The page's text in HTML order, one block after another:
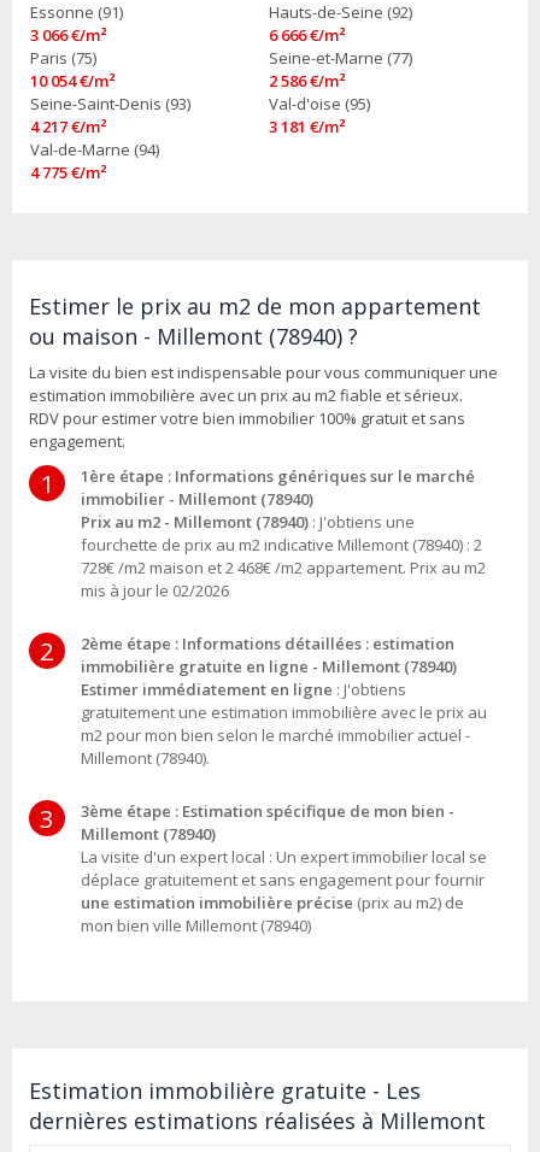
Essonne (91)
3 066 €/m²
Hauts-de-Seine (92)
6 666 €/m²
Paris (75)
10 054 €/m²
Seine-et-Marne (77)
2 586 €/m²
Seine-Saint-Denis (93)
4 217 €/m²
Val-d'oise (95)
3 181 €/m²
Val-de-Marne (94)
4 775 €/m²
Estimer le prix au m2 de mon appartement
ou maison - Millemont (78940) ?
La visite du bien est indispensable pour vous communiquer une
estimation immobilière avec un prix au m2 fiable et sérieux.
RDV pour estimer votre bien immobilier 100% gratuit et sans
engagement.
1
1ère étape : Informations génériques sur le marché
immobilier - Millemont (78940)
Prix au m2 - Millemont (78940) : J'obtiens une
fourchette de prix au m2 indicative Millemont (78940) : 2
728€ /m2 maison et 2 468€ /m2 appartement. Prix au m2
mis à jour le 02/2026
2
2ème étape : Informations détaillées : estimation
immobilière gratuite en ligne - Millemont (78940)
Estimer immédiatement en ligne : J'obtiens
gratuitement une estimation immobilière avec le prix au
m2 pour mon bien selon le marché immobilier actuel -
Millemont (78940).
3
3ème étape : Estimation spécifique de mon bien -
Millemont (78940)
La visite d'un expert local : Un expert immobilier local se
déplace gratuitement et sans engagement pour fournir
une estimation immobilière précise (prix au m2) de
mon bien ville Millemont (78940)
Estimation immobilière gratuite - Les
dernières estimations réalisées à Millemont